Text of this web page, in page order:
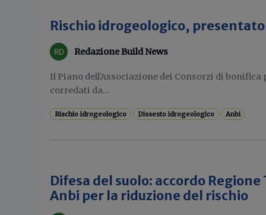
Rischio idrogeologico,
Redazione Build News
Il Piano dell'Associazione dei Consorzi di bonifica
corredati da...
Rischio idrogeologico Dissesto idrogeologico Anbi
Difesa del suolo: accordo Regione
Anbi per la riduzione del rischio